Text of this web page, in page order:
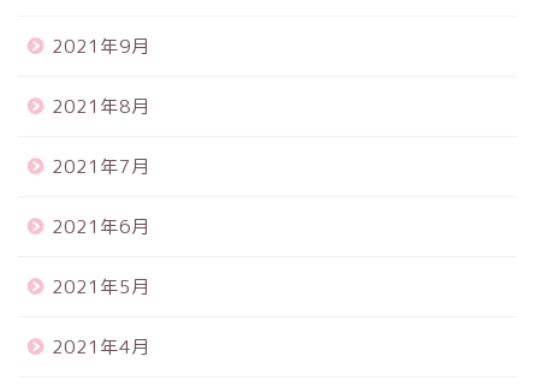
2021年9月
2021年8月
2021年7月
2021年6月
2021年5月
2021年4月